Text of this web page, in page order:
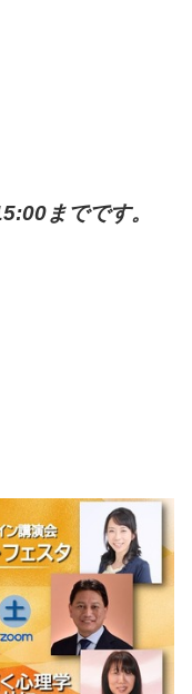
までです。